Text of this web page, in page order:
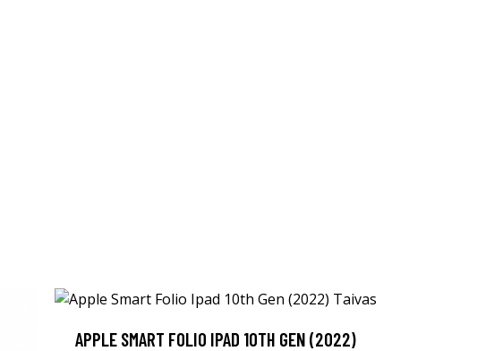
APPLE SMART FOLIO IPAD 10TH GEN (2022)